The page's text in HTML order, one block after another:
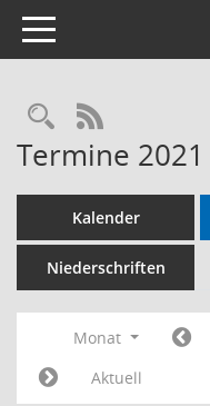
Toggle navigation
RSS-Feed
Termine 2021
Kalender
Niederschriften
Monat
Aktuell